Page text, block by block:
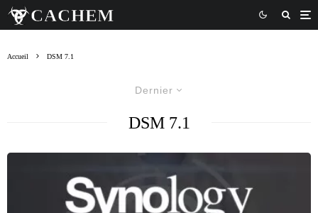
Accueil DSM 7.1
Dernier
DSM 7.1